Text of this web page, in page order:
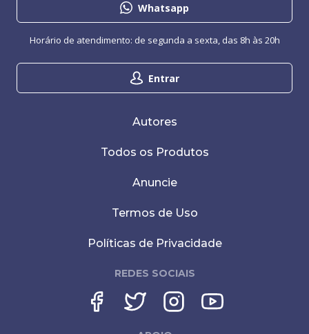
Whatsapp
Entrar
Horário de atendimento: de segunda a sexta, das 8h às 20h
Autores
Todos os Produtos
Anuncie
Termos de Uso
Políticas de Privacidade
REDES SOCIAIS